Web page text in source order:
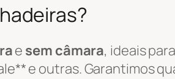
e sem câmara, ideais
e outras. Garantimos